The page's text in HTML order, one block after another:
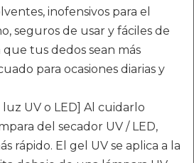
inofensivos para el
seguros de usar y fáciles de
tus dedos sean más
para ocasiones diarias y
UV o LED] Al cuidarlo
del secador UV / LED,
rápido. El gel UV se aplica a la